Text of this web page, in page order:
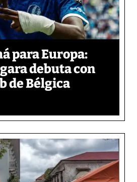
para Europa:
debuta con
de Bélgica